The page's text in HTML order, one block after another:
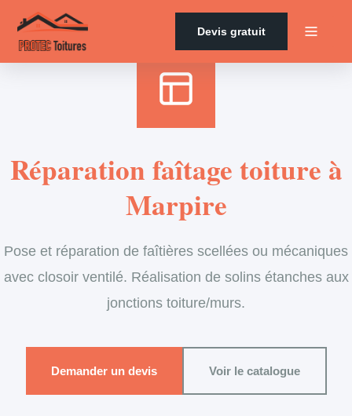
Devis gratuit
Réparation faîtage toiture à
Marpire
Pose et réparation de faîtières scellées ou mécaniques
avec closoir ventilé. Réalisation de solins étanches aux
jonctions toiture/murs.
Demander un devis Voir le catalogue